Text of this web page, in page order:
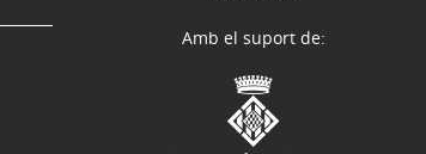
Amb el suport de: